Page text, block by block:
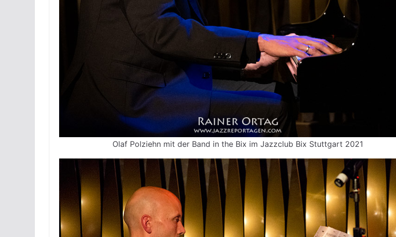
Olaf Polziehn mit der Band in the Bix im Jazzclub Bix Stuttgart 2021